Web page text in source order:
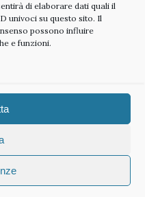
di elaborare dati quali il
univoci su questo sito. Il
possono influire
e funzioni.